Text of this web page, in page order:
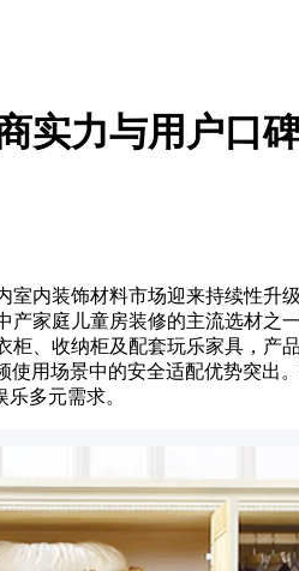
实力与用户口
装饰材料市场迎来持续性升
家庭儿童房装修的主流选材
、收纳柜及配套玩乐家具，产
使用场景中的安全适配优势突
多元需求。